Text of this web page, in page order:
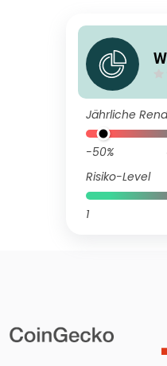
Jährliche
-50%
Risiko-Level
1